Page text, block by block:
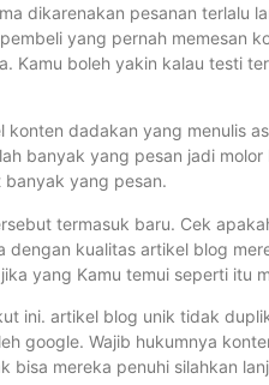
dikarenakan pesanan terlalu
yang pernah memesan
Kamu boleh yakin kalau testi
dadakan yang menulis
banyak yang pesan jadi
yang pesan.
termasuk baru. Cek
kualitas artikel blog
yang Kamu temui seperti itu
ini. artikel blog unik tidak
google. Wajib hukumnya
mereka penuhi silahkan